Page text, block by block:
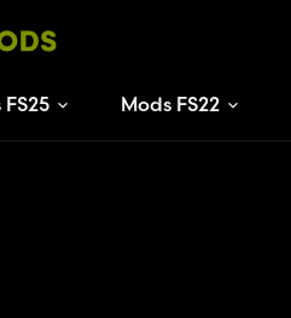
Mods FS22